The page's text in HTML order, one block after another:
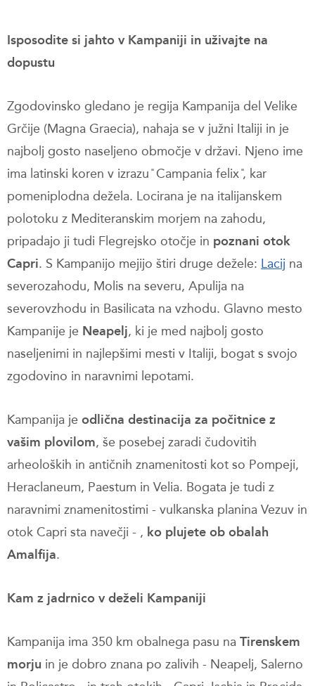
Isposodite si jahto v Kampaniji in uživajte na
dopustu
Zgodovinsko gledano je regija Kampanija del Velike
Grčije (Magna Graecia), nahaja se v južni Italiji in je
najbolj gosto naseljeno območje v državi. Njeno ime
ima latinski koren v izrazu ̎ Campania felix ̎, kar
pomeniplodna dežela. Locirana je na italijanskem
polotoku z Mediteranskim morjem na zahodu,
pripadajo ji tudi Flegrejsko otočje in poznani otok
Capri. S Kampanijo mejijo štiri druge dežele: Lacij na
severozahodu, Molis na severu, Apulija na
severovzhodu in Basilicata na vzhodu. Glavno mesto
Kampanije je Neapelj, ki je med najbolj gosto
naseljenimi in najlepšimi mesti v Italiji, bogat s svojo
zgodovino in naravnimi lepotami.
Kampanija je odlična destinacija za počitnice z
vašim plovilom, še posebej zaradi čudovitih
arheoloških in antičnih znamenitosti kot so Pompeji,
Heraclaneum, Paestum in Velia. Bogata je tudi z
naravnimi znamenitostimi - vulkanska planina Vezuv in
otok Capri sta navečji - , ko plujete ob obalah
Amalfija.
Kam z jadrnico v deželi Kampaniji
Kampanija ima 350 km obalnega pasu na Tirenskem
morju in je dobro znana po zalivih - Neapelj, Salerno